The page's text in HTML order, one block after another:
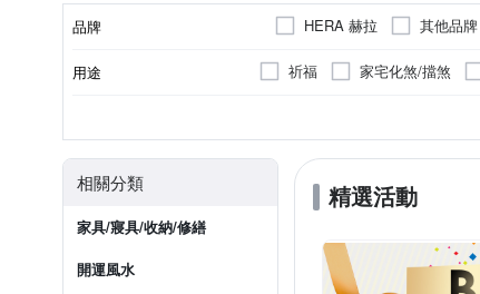
品牌 HERA 赫拉 其他品牌
用途 祈福 家宅化煞/擋煞
相關分類
家具/寢具/收納/修繕
開運風水
精選活動